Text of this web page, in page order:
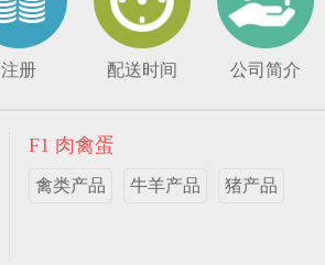
注册 配送时间 公司简介
F1 肉禽蛋
禽类产品 牛羊产品 猪产品